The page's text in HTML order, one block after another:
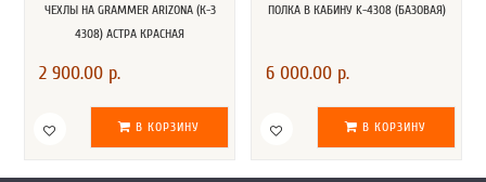
ЧЕХЛЫ НА GRAMMER ARIZONA (К-З
4308) АСТРА КРАСНАЯ
2 900.00 р.
В КОРЗИНУ
ПОЛКА В КАБИНУ K-4308 (БАЗОВАЯ)
6 000.00 р.
В КОРЗИНУ